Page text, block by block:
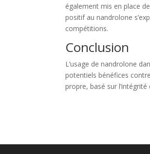
également mis en place
positif au nandrolone
compétitions.
Conclusion
L’usage de nandrolone
potentiels bénéfices
propre, basé sur